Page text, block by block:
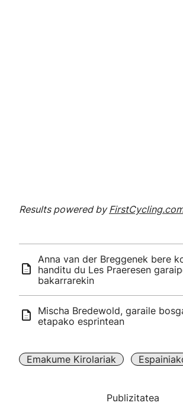
Results powered by
Anna van der Breggenek bere
handitu du Les Praeresen
bakarrarekin
Mischa Bredewold, garaile
etapako esprintean
Emakume Kirolariak
Publizitatea